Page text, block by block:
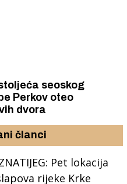
seoskog
dvora
članci